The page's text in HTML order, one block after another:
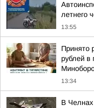
летнего
13:55
Принято
рублей в
13:34
В Челнах